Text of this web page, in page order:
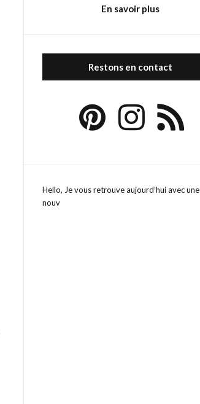
En savoir plus
Restons en contact
Hello, Je vous retrouve aujourd’hui avec une
nouv